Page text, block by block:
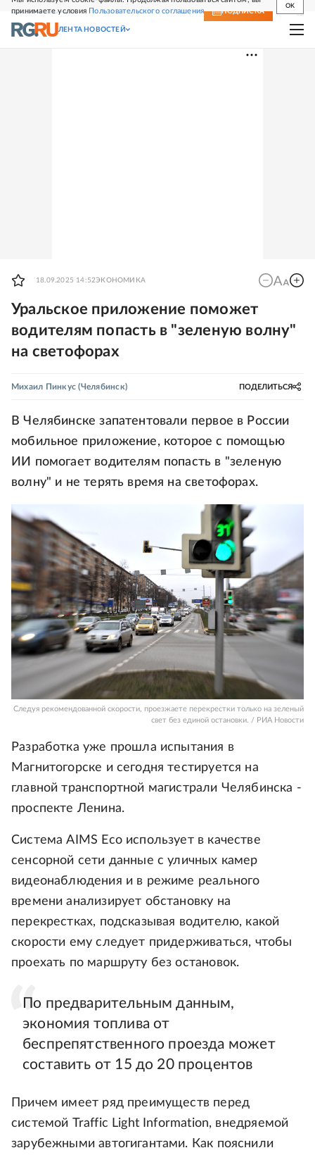
принимаете условия Пользовательского соглашения
OK
СВЕЖИЙ НОМЕР ПОДПИСКА
ЛЕНТА НОВОСТЕЙ
18.09.2025 14:52ЭКОНОМИКА
Уральское приложение поможет
водителям попасть в "зеленую волну"
на светофорах
Михаил Пинкус (Челябинск) ПОДЕЛИТЬСЯ
В Челябинске запатентовали первое в России
мобильное приложение, которое с помощью
ИИ помогает водителям попасть в "зеленую
волну" и не терять время на светофорах.
Следуя рекомендованной скорости, проезжаете перекрестки только на зеленый
свет без единой остановки. / РИА Новости
Разработка уже прошла испытания в
Магнитогорске и сегодня тестируется на
главной транспортной магистрали Челябинска -
проспекте Ленина.
Система AIMS Eco использует в качестве
сенсорной сети данные с уличных камер
видеонаблюдения и в режиме реального
времени анализирует обстановку на
перекрестках, подсказывая водителю, какой
скорости ему следует придерживаться, чтобы
проехать по маршруту без остановок.
По предварительным данным,
экономия топлива от
беспрепятственного проезда может
составить от 15 до 20 процентов
Причем имеет ряд преимуществ перед
системой Traffic Light Information, внедряемой
зарубежными автогигантами. Как пояснили